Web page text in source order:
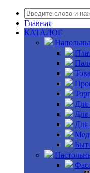
Главная
КАТАЛОГ
Для
Для
Для